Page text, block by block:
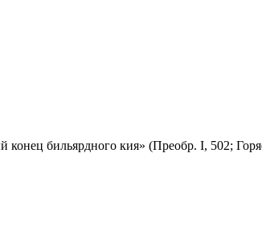
конец бильярдного кия» (Преобр. I, 502;